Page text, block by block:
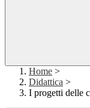
Home >
Didattica >
I progetti delle